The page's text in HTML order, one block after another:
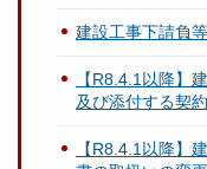
建設工事下請負
【R8.4.1以降】
及び添付する契
【R8.4.1以降】